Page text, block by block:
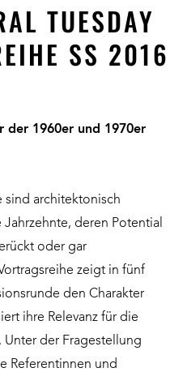
TUESDAY
SS 2016
der 1960er und 1970er
sind architektonisch
deren Potential
oder gar
zeigt in fünf
den Charakter
ihre Relevanz für die
der Fragestellung
Referentinnen und